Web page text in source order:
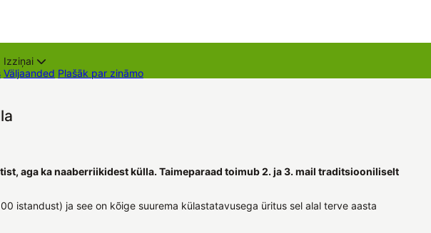
Izziņai
Väljaanded Plašāk par zināmo
aga ka naaberriikidest külla. Taimeparaad toimub 2. ja 3. mail traditsiooniliselt
istandust) ja see on kõige suurema külastatavusega üritus sel alal terve aasta